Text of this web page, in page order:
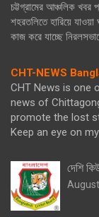
চট্টগ্রামের আঞ্চলিক
শহরতলিতে হারিয়ে
কাজ করে যাচ্ছে
CHT-NEWS
CHT News is one
news of
promote the lost
Keep an eye on
দেশি